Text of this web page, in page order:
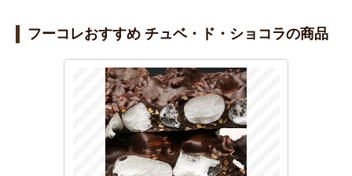
tt
er
e
c
e
b
o
o
k
フーコレおすすめ チュベ・ド・ショコラの商品